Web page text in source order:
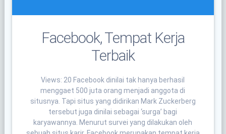
Facebook, Tempat Kerja
Terbaik
Views: 20 Facebook dinilai tak hanya berhasil
menggaet 500 juta orang menjadi anggota di
situsnya. Tapi situs yang didirikan Mark Zuckerberg
tersebut juga dinilai sebagai ‘surga’ bagi
karyawannya. Menurut survei yang dilakukan oleh